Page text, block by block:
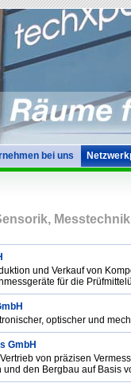
bei uns
Messtechnik
und Verkauf von
für die
optischer und
GmbH
von präzisen
und den Bergbau auf Basis